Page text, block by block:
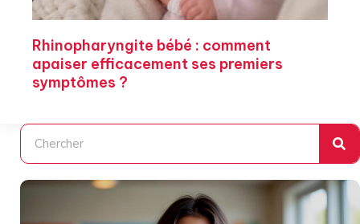
Rhinopharyngite bébé : comment
apaiser efficacement ses premiers
symptômes ?
Rechercher